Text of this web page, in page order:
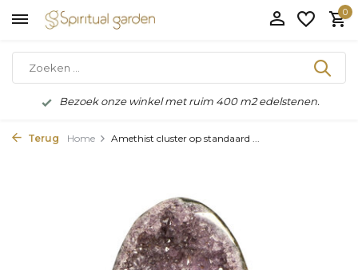
0
Bezoek onze winkel met ruim 400 m2 edelstenen.
Terug Home Amethist cluster op standaard ...